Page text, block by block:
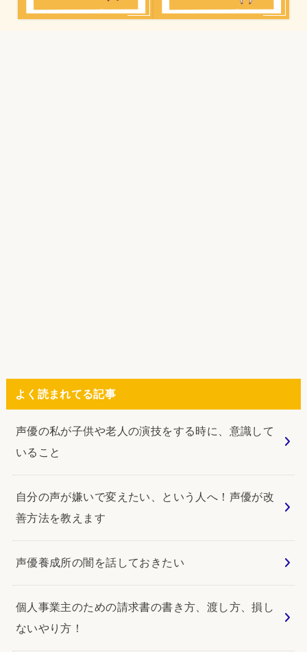
よく読まれてる記事
声優の私が子供や老人の演技をする時に、意識して
いること
自分の声が嫌いで変えたい、という人へ！声優が改
善方法を教えます
声優養成所の闇を話しておきたい
個人事業主のための請求書の書き方、渡し方、損し
ないやり方！